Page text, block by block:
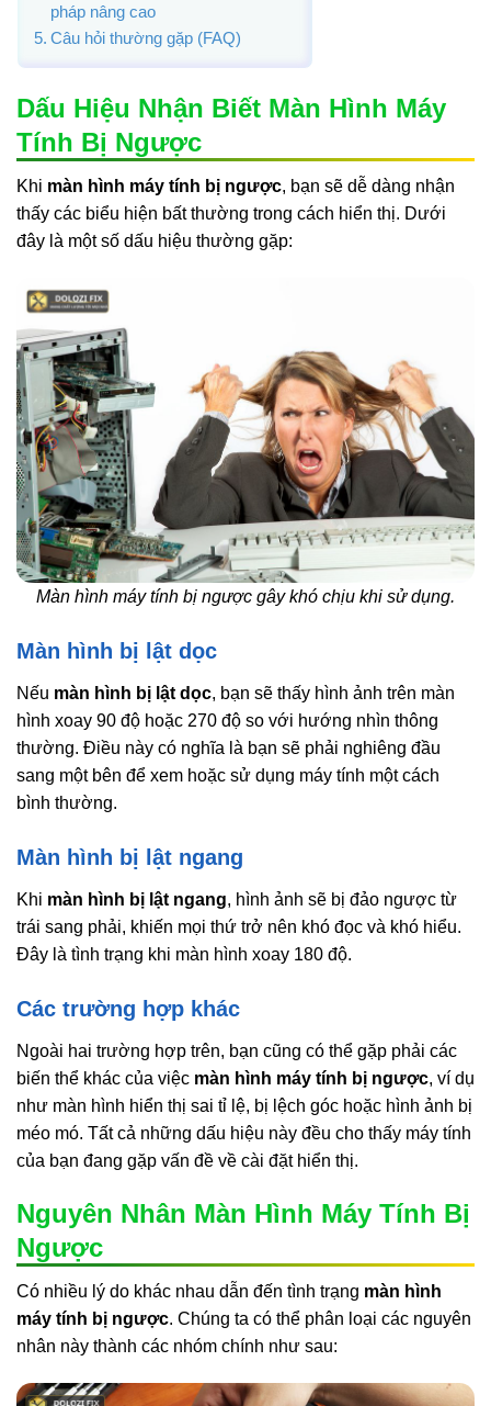
pháp nâng cao
Câu hỏi thường gặp (FAQ)
Dấu Hiệu Nhận Biết Màn Hình Máy
Tính Bị Ngược
Khi màn hình máy tính bị ngược, bạn sẽ dễ dàng nhận
thấy các biểu hiện bất thường trong cách hiển thị. Dưới
đây là một số dấu hiệu thường gặp:
Màn hình máy tính bị ngược gây khó chịu khi sử dụng.
Màn hình bị lật dọc
Nếu màn hình bị lật dọc, bạn sẽ thấy hình ảnh trên màn
hình xoay 90 độ hoặc 270 độ so với hướng nhìn thông
thường. Điều này có nghĩa là bạn sẽ phải nghiêng đầu
sang một bên để xem hoặc sử dụng máy tính một cách
bình thường.
Màn hình bị lật ngang
Khi màn hình bị lật ngang, hình ảnh sẽ bị đảo ngược từ
trái sang phải, khiến mọi thứ trở nên khó đọc và khó hiểu.
Đây là tình trạng khi màn hình xoay 180 độ.
Các trường hợp khác
Ngoài hai trường hợp trên, bạn cũng có thể gặp phải các
biến thể khác của việc màn hình máy tính bị ngược, ví dụ
như màn hình hiển thị sai tỉ lệ, bị lệch góc hoặc hình ảnh bị
méo mó. Tất cả những dấu hiệu này đều cho thấy máy tính
của bạn đang gặp vấn đề về cài đặt hiển thị.
Nguyên Nhân Màn Hình Máy Tính Bị
Ngược
Có nhiều lý do khác nhau dẫn đến tình trạng màn hình
máy tính bị ngược. Chúng ta có thể phân loại các nguyên
nhân này thành các nhóm chính như sau: